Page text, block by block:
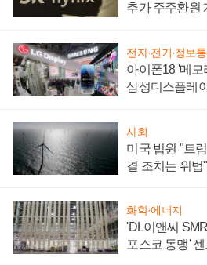
추가 주주환원
전자·전기·정보
아이폰18 '메모
삼성디스플레
사회
미국 법원 "트
결 조치는 위법
화학·에너지
'DL이앤씨
포스코 동맹'